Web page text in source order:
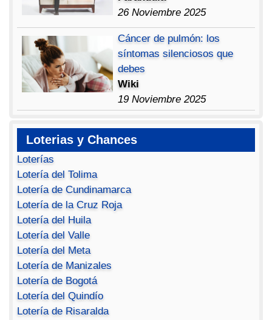
26 Noviembre 2025
Cáncer de pulmón: los
síntomas silenciosos que
debes
Wiki
19 Noviembre 2025
Loterias y Chances
Loterías
Lotería del Tolima
Lotería de Cundinamarca
Lotería de la Cruz Roja
Lotería del Huila
Lotería del Valle
Lotería del Meta
Lotería de Manizales
Lotería de Bogotá
Lotería del Quindío
Lotería de Risaralda